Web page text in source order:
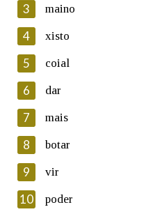
En cumprimento da
Protección de Datos de
Galega informa a aqueles
electrónico, así como
persoal, que estes datos
automatizado de carácter
ficheiros informáticos. Así
seu dereito de acceso,
seus datos poñéndose en
Lin e acepto as
Introduce o código que
3 maino
4 xisto
5 coial
6 dar
7 mais
8 botar
9 vir
10 poder